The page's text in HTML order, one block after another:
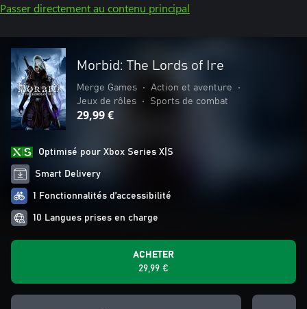
Passer directement au contenu principal
Morbid: The Lords of Ire
Merge Games • Action et aventure
•
Jeux de rôles
• Sports de combat
29,99 €
Optimisé pour Xbox Series X|S
Smart Delivery
1 Fonctionnalités d’accessibilité
10 Langues prises en charge
ACHETER
29,99 €